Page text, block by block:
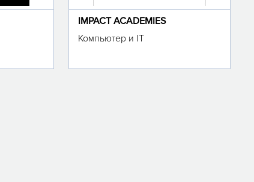
IMPACT ACADEMIES
Компьютер и IT